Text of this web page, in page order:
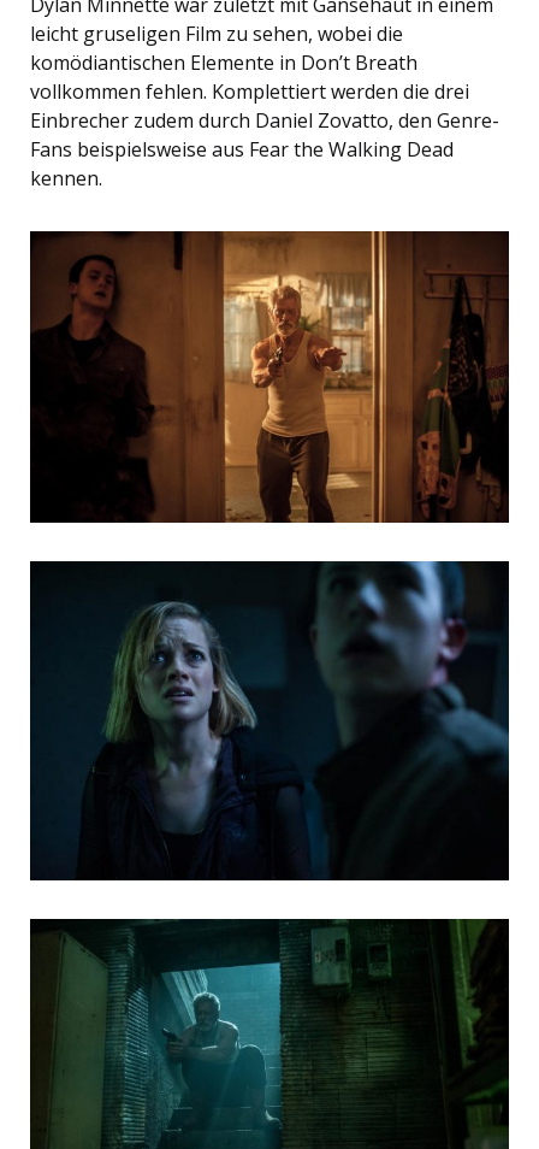
leicht gruseligen Film zu sehen, wobei die
komödiantischen Elemente in Don’t Breath
vollkommen fehlen. Komplettiert werden die drei
Einbrecher zudem durch Daniel Zovatto, den Genre-
Fans beispielsweise aus Fear the Walking Dead
kennen.